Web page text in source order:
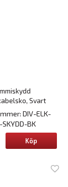
Svart
DIV-ELK-
SKYDD-BK
Köp